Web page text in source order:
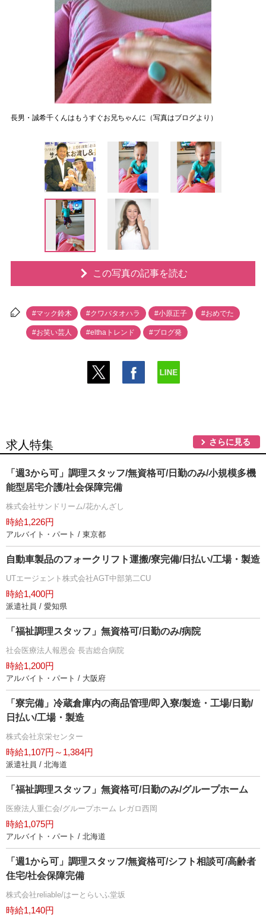
長男・誠希千くんはもうすぐお兄ちゃんに（写真はブログより）
この写真の記事を読む
#マック鈴木 #クワバタオハラ #小原正子 #おめでた
#お笑い芸人 #elthaトレンド #ブログ発
求人特集 さらに見る
「週3から可」調理スタッフ/無資格可/日勤のみ/小規模多機
能型居宅介護/社会保障完備
株式会社サンドリーム/花かんざし
時給1,226円
アルバイト・パート / 東京都
自動車製品のフォークリフト運搬/寮完備/日払い/工場・製造
UTエージェント株式会社AGT中部第二CU
時給1,400円
派遣社員 / 愛知県
「福祉調理スタッフ」無資格可/日勤のみ/病院
社会医療法人報恩会 長吉総合病院
時給1,200円
アルバイト・パート / 大阪府
「寮完備」冷蔵倉庫内の商品管理/即入寮/製造・工場/日勤/
日払い/工場・製造
株式会社京栄センター
時給1,107円～1,384円
派遣社員 / 北海道
「福祉調理スタッフ」無資格可/日勤のみ/グループホーム
医療法人重仁会/グループホーム レガロ西岡
時給1,075円
アルバイト・パート / 北海道
「週1から可」調理スタッフ/無資格可/シフト相談可/高齢者
住宅/社会保障完備
株式会社reliable/はーとらいふ堂坂
時給1,140円